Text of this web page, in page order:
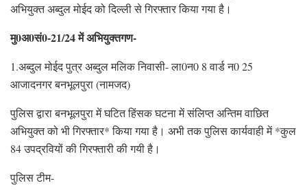
अभियुक्त अब्दुल मोईद को दिल्ली से गिरफ्तार किया गया है।
मु0अ0सं0-21/24 में अभियुक्तगण-
1.अब्दुल मोईद पुत्र अब्दुल मलिक निवासी- ला0न0 8 वार्ड न0 25
आजादनगर बनभूलपुरा (नामजद)
पुलिस द्वारा बनभूलपुरा में घटित हिंसक घटना में संलिप्त अन्तिम वाछित
अभियुक्त को भी गिरफ्तार* किया गया है। अभी तक पुलिस कार्यवाही में *कुल
84 उपद्रवियों की गिरफ्तारी की गयी है।
पुलिस टीम-